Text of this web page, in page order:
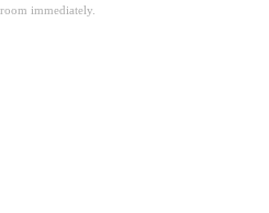
room immediately.